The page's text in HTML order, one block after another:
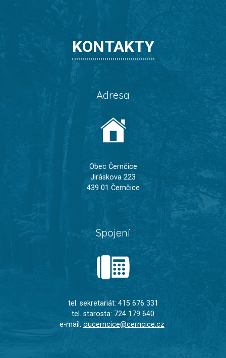
KONTAKTY
Adresa
Obec Černčice
Jiráskova 223
439 01 Černčice
Spojení
tel. sekretariát: 415 676 331
tel. starosta: 724 179 640
e-mail: oucerncice@cerncice.cz